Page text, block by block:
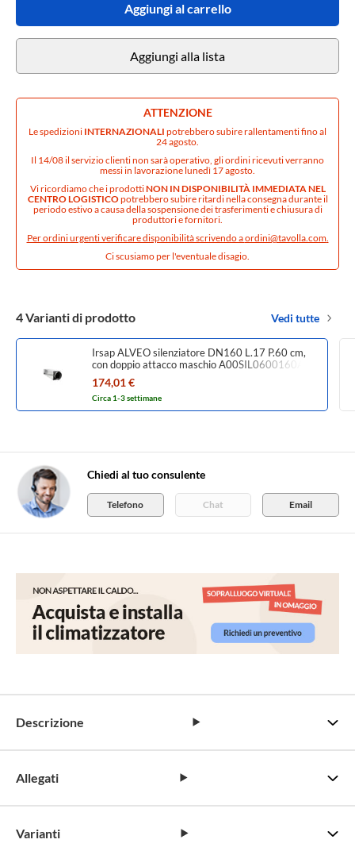
Aggiungi al carrello
Aggiungi alla lista
ATTENZIONE
Le spedizioni INTERNAZIONALI potrebbero subire rallentamenti fino al
24 agosto.
Il 14/08 il servizio clienti non sarà operativo, gli ordini ricevuti verranno
messi in lavorazione lunedì 17 agosto.
Vi ricordiamo che i prodottiNON IN DISPONIBILITÀ IMMEDIATA NEL
CENTRO LOGISTICOpotrebbero subire ritardi nella consegna durante il
periodo estivo a causa della sospensione dei trasferimenti e chiusura di
produttori e fornitori.
Per ordini urgenti verificare disponibilità scrivendo aordini@tavolla.com.
Ci scusiamo per l'eventuale disagio.
4 Varianti di prodotto Vedi tutte
Irsap ALVEO silenziatore DN160 L.17 P.60 cm,
con doppio attacco maschio A00SIL0600160A0
174,01 €
Circa 1-3 settimane
Chiedi al tuo consulente
Telefono Chat Email
Descrizione
Allegati
Varianti